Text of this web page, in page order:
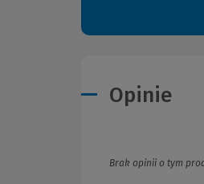
Opinie
Brak opinii o tym